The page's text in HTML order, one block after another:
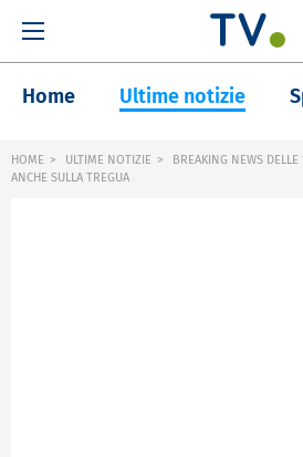
Home Ultime notizie
HOME ULTIME NOTIZIE
BREAKING NEWS
ANCHE SULLA TREGUA